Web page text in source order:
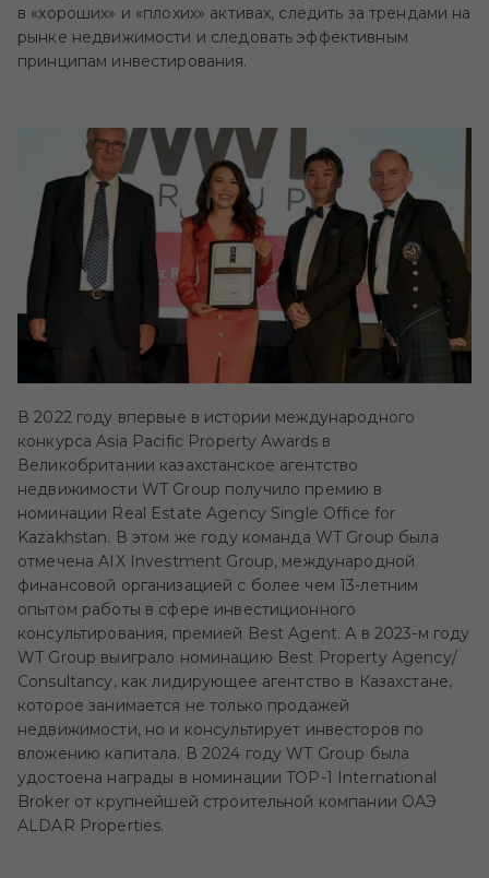
в «хороших» и «плохих» активах, следить за трендами на
рынке недвижимости и следовать эффективным
принципам инвестирования.
В 2022 году впервые в истории международного
конкурса Asia Pacific Property Awards в
Великобритании казахстанское агентство
недвижимости WT Group получило премию в
номинации Real Estate Agency Single Office for
Kazakhstan. В этом же году команда WT Group была
отмечена AIX Investment Group, международной
финансовой организацией с более чем 13-летним
опытом работы в сфере инвестиционного
консультирования, премией Best Agent. А в 2023-м году
WT Group выиграло номинацию Best Property Agency/
Consultancy, как лидирующее агентство в Казахстане,
которое занимается не только продажей
недвижимости, но и консультирует инвесторов по
вложению капитала. В 2024 году WT Group была
удостоена награды в номинации TOP-1 International
Broker от крупнейшей строительной компании ОАЭ
ALDAR Properties.